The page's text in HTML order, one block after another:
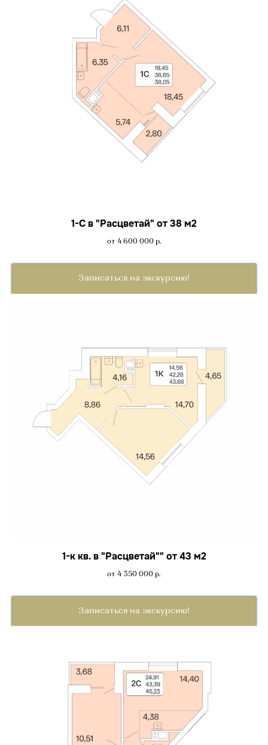
1-С в "Расцветай" от 38 м2
от 4 600 000 р.
Записаться на экскурсию!
1-к кв. в "Расцветай"" от 43 м2
от 4 350 000 р.
Записаться на экскурсию!